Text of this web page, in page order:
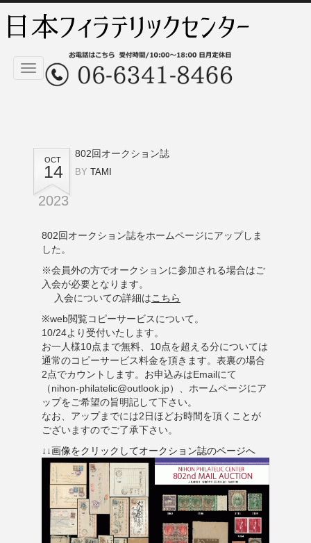
Toggle
navigation
OCT
14
2023
802回オークション誌
BY TAMI
802回オークション誌をホームページにアップしま
した。
※会員外の方でオークションに参加される場合はご
入会が必要となります。
入会についての詳細はこちら
※web閲覧コピーサービスについて。
10/24より受付いたします。
お一人様10点まで無料、10点を超える分については
通常のコピーサービス料金を頂きます。表裏の場合
2点でカウントします。お申込みはEmailにて
（nihon-philatelic@outlook.jp）、ホームページにア
ップをご希望の旨明記して下さい。
なお、アップまでには2日ほどお時間を頂くことが
ございますのでご了承下さい。
↓↓画像をクリックしてオークション誌のページへ